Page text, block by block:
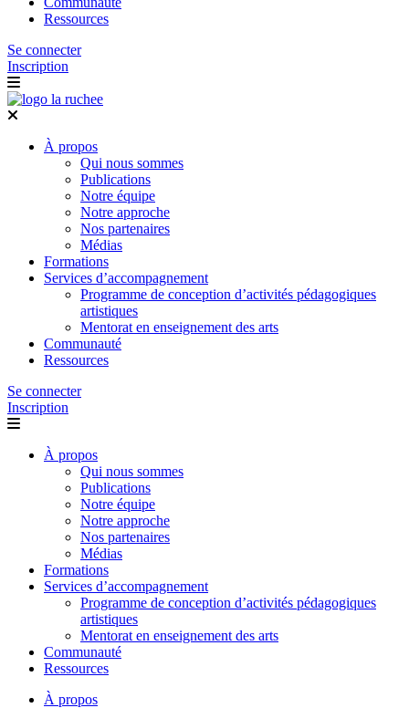
Ressources
Se connecter
Inscription
À propos
Qui nous sommes
Publications
Notre équipe
Notre approche
Nos partenaires
Médias
Formations
Services d’accompagnement
Programme de conception d’activités pédagogiques
artistiques
Mentorat en enseignement des arts
Communauté
Ressources
Se connecter
Inscription
À propos
Qui nous sommes
Publications
Notre équipe
Notre approche
Nos partenaires
Médias
Formations
Services d’accompagnement
Programme de conception d’activités pédagogiques
artistiques
Mentorat en enseignement des arts
Communauté
Ressources
À propos